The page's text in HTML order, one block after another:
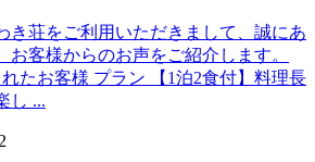
き荘をご利用いただきまして、誠にあ
お客様からのお声をご紹介します。
たお客様 プラン 【1泊2食付】料理長
し ...